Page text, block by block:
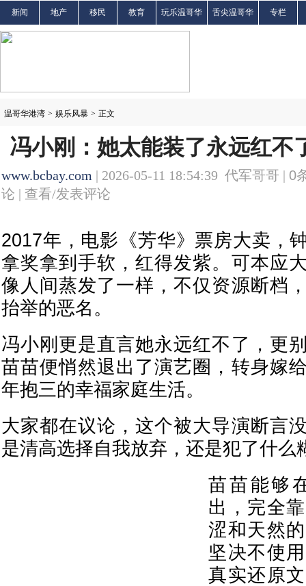
新闻 地产 移民 教育 玩乐温哥华 舌尖温哥华 专栏
温哥华港湾 > 娱乐风暴 > 正文
冯小刚：她太能装了永远红不
www.bcbay.com | 2026-05-11 18:54:39 代军哥哥 | 0
论 | 查看/发表评论
2017年，电影《芳华》票房大卖，
拿奖拿到手软，红得发紫。可本应
像人间蒸发了一样，不仅资源断档
抬举的恶名。
冯小刚更是直言她永远红不了，更
苗苗便悄然退出了演艺圈，转身嫁
年抱三的幸福家庭生活。
大家都在议论，这个被大导演断言
是清高选择自我放弃，还是犯了什么
苗苗能够
出，完全
涩和天然
坚决不使
真实还原